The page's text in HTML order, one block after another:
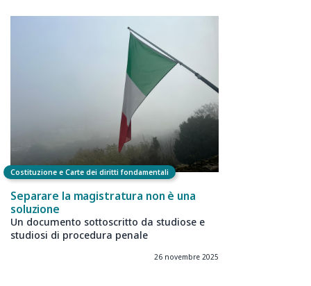
Costituzione e Carte dei diritti fondamentali
Separare la magistratura non è una
soluzione
Un documento sottoscritto da studiose e
studiosi di procedura penale
26 novembre 2025